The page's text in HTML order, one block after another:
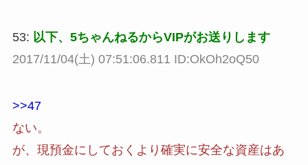
53: 以下、5ちゃんねるからVIPがお送りします
2017/11/04(土) 07:51:06.811 ID:OkOh2oQ50
>>47
ない。
が、現預金にしておくより確実に安全な資産はあ